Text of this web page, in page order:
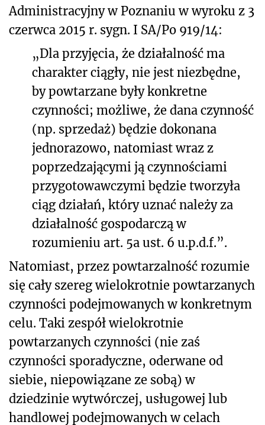
Administracyjny w Poznaniu w wyroku z 3
czerwca 2015 r. sygn. I SA/Po 919/14:
„Dla przyjęcia, że działalność ma
charakter ciągły, nie jest niezbędne,
by powtarzane były konkretne
czynności; możliwe, że dana czynność
(np. sprzedaż) będzie dokonana
jednorazowo, natomiast wraz z
poprzedzającymi ją czynnościami
przygotowawczymi będzie tworzyła
ciąg działań, który uznać należy za
działalność gospodarczą w
rozumieniu art. 5a ust. 6 u.p.d.f.”.
Natomiast, przez powtarzalność rozumie
się cały szereg wielokrotnie powtarzanych
czynności podejmowanych w konkretnym
celu. Taki zespół wielokrotnie
powtarzanych czynności (nie zaś
czynności sporadyczne, oderwane od
siebie, niepowiązane ze sobą) w
dziedzinie wytwórczej, usługowej lub
handlowej podejmowanych w celach